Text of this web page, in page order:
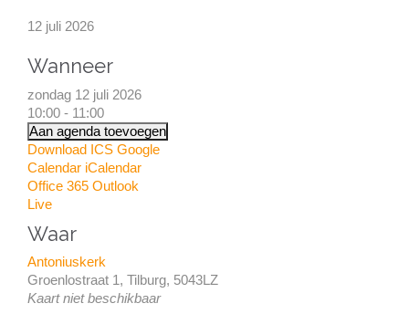
12 juli 2026
Wanneer
zondag 12 juli 2026
10:00 - 11:00
Aan agenda toevoegen
Download ICS Google
Calendar iCalendar
Office 365 Outlook
Live
Waar
Antoniuskerk
Groenlostraat 1, Tilburg, 5043LZ
Kaart niet beschikbaar